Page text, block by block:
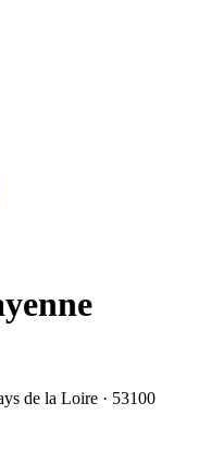
de la Loire · 53100